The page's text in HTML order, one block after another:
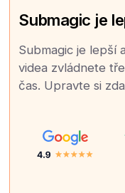
Submagic je
Submagic je lepší
videa zvládnete
čas. Upravte si